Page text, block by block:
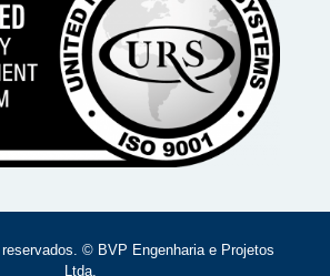
© BVP Engenharia e Projetos
Ltda.